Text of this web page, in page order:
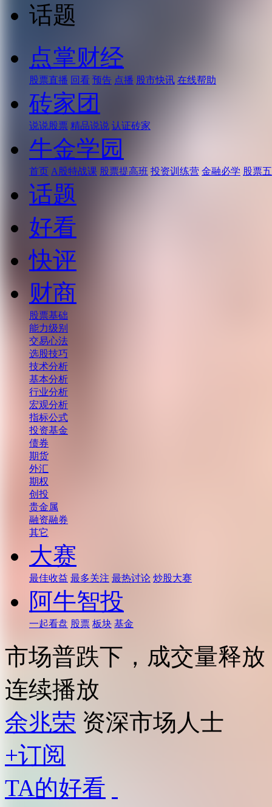
话题
点掌财经
股票直播 回看 预告 点播 股市快讯 在线帮助
砖家团
说说股票 精品说说 认证砖家
牛金学园
首页 A股特战课 股票提高班 投资训练营 金融必学 股票
话题
好看
快评
财商
股票基础
能力级别
交易心法
选股技巧
技术分析
基本分析
行业分析
宏观分析
指标公式
投资基金
债券
期货
外汇
期权
创投
贵金属
融资融券
其它
大赛
最佳收益 最多关注 最热讨论 炒股大赛
阿牛智投
一起看盘 股票 板块 基金
市场普跌下，成交量释
连续播放
余兆荣 资深市场人士
+订阅
TA的好看